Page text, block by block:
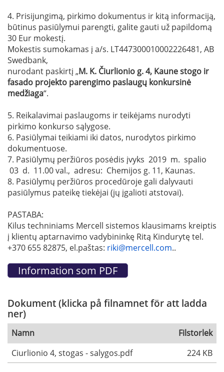
4. Prisijungimą, pirkimo dokumentus ir kitą informaciją,
būtinus pasiūlymui parengti, galite gauti už papildomą
30 Eur mokestį.
Mokestis sumokamas į a/s. LT447300010002226481, AB
Swedbank,
nurodant paskirtį „M. K. Čiurlionio g. 4, Kaunestogo ir
fasado projekto parengimo paslaugų konkursinė
medžiaga“.
5. Reikalavimai paslaugoms ir teikėjams nurodyti
pirkimo konkurso sąlygose.
6. Pasiūlymai teikiami iki datos, nurodytos pirkimo
dokumentuose.
7. Pasiūlymų peržiūros posėdis įvyks 2019 m. spalio
03 d. 11.00 val., adresu: Chemijos g. 11, Kaunas.
8. Pasiūlymų peržiūros procedūroje gali dalyvauti
pasiūlymus pateikę tiekėjai (jų įgalioti atstovai).
PASTABA:
Kilus techniniams Mercell sistemos klausimams kreiptis
į klientų aptarnavimo vadybininkę Ritą Kindurytę tel.
+370 655 82875, el.paštas: riki@mercell.com..
Dokument (klicka på filnamnet för att ladda
ner)
Namn
Filstorlek
Ciurlionio 4, stogas - salygos.pdf
224 KB